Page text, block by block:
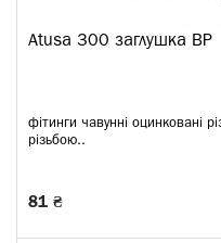
Atusa 300 заглушка ВР
фітинги чавунні оцинковані
різьбою..
81 ₴